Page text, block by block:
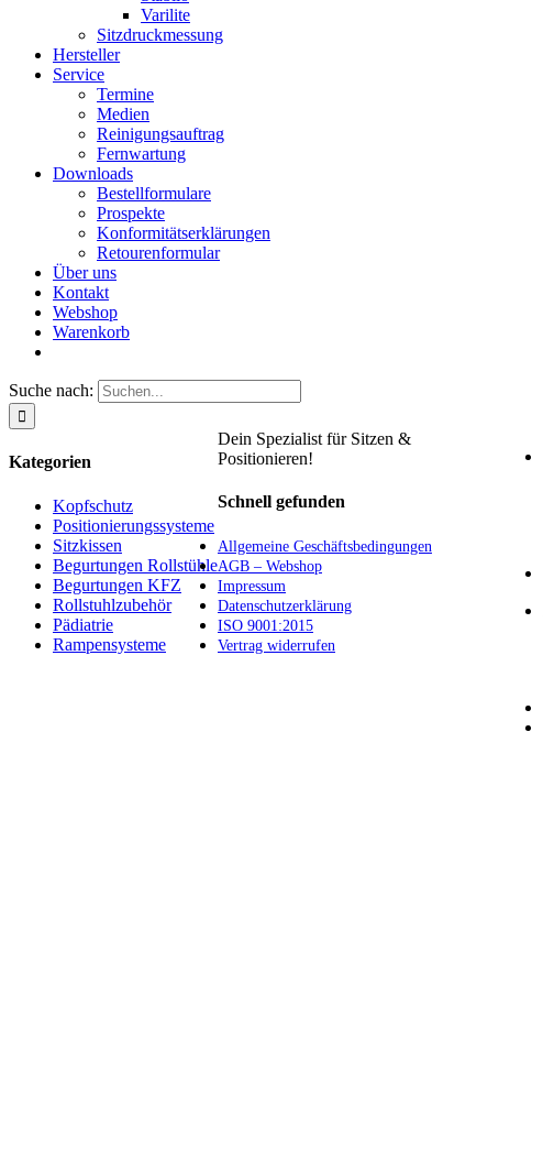
Varilite
Sitzdruckmessung
Hersteller
Service
Termine
Medien
Reinigungsauftrag
Fernwartung
Downloads
Bestellformulare
Prospekte
Konformitätserklärungen
Retourenformular
Über uns
Kontakt
Webshop
Warenkorb
Suche nach:
Kategorien
Kopfschutz
Positionierungssysteme
Sitzkissen
Begurtungen Rollstühle
Begurtungen KFZ
Rollstuhlzubehör
Pädiatrie
Rampensysteme
Dein Spezialist für Sitzen &
Positionieren!
Schnell gefunden
Allgemeine Geschäftsbedingungen
AGB – Webshop
Impressum
Datenschutzerklärung
ISO 9001:2015
Vertrag widerrufen